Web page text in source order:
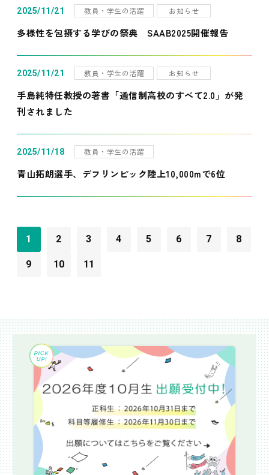
2025/11/21 教員・学生の活躍 お知らせ
多様性を包摂する学びの祭典 SAAB2025開催報告
2025/11/21 教員・学生の活躍 お知らせ
手島純特任教授の著書「通信制高校のすべて2.0」が発
刊されました
2025/11/18 教員・学生の活躍
青山拓朗選手、デフリンピック陸上10,000mで6位
1 2 3 4 5 6 7 8
9 10 11